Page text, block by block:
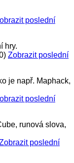
poslední
hry.
Zobrazit poslední
je např. Maphack,
poslední
runová slova,
poslední